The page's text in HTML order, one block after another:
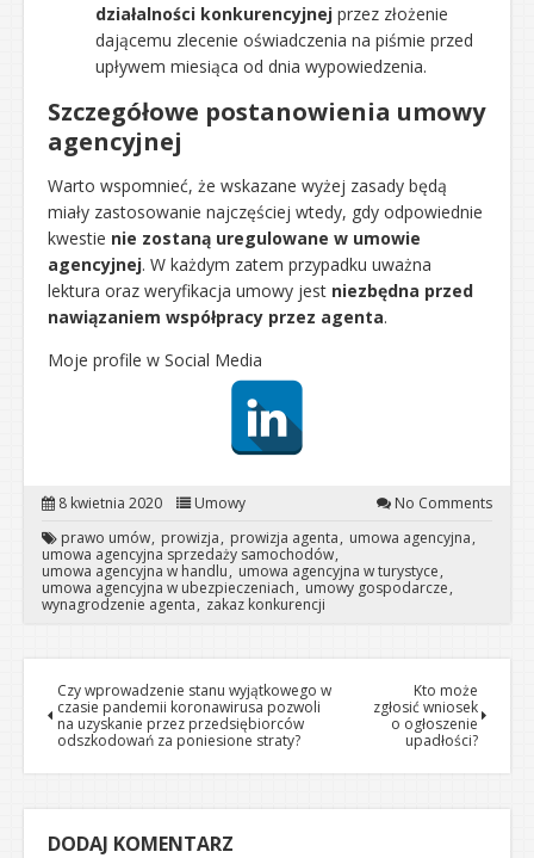
działalności konkurencyjnej przez złożenie
dającemu zlecenie oświadczenia na piśmie przed
upływem miesiąca od dnia wypowiedzenia.
Szczegółowe postanowienia umowy
agencyjnej
Warto wspomnieć, że wskazane wyżej zasady będą
miały zastosowanie najczęściej wtedy, gdy odpowiednie
kwestie nie zostaną uregulowane w umowie
agencyjnej. W każdym zatem przypadku uważna
lektura oraz weryfikacja umowy jest niezbędna przed
nawiązaniem współpracy przez agenta.
Moje profile w Social Media
8 kwietnia 2020 Umowy
No Comments
prawo umów prowizja prowizja agenta
umowa agencyjna
umowa agencyjna sprzedaży samochodów
umowa agencyjna w handlu
umowa agencyjna w turystyce
umowa agencyjna w ubezpieczeniach
umowy gospodarcze
wynagrodzenie agenta
zakaz konkurencji
Czy wprowadzenie stanu wyjątkowego w
czasie pandemii koronawirusa pozwoli
na uzyskanie przez przedsiębiorców
odszkodowań za poniesione straty?
Kto może
zgłosić wniosek
o ogłoszenie
upadłości?
DODAJ KOMENTARZ